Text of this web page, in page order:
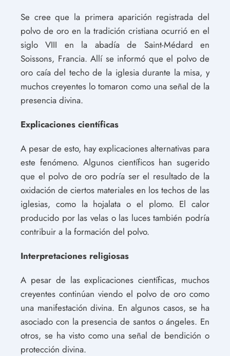
Se cree que la primera aparición registrada del
polvo de oro en la tradición cristiana ocurrió en el
siglo VIII en la abadía de Saint-Médard en
Soissons, Francia. Allí se informó que el polvo de
oro caía del techo de la iglesia durante la misa, y
muchos creyentes lo tomaron como una señal de la
presencia divina.
Explicaciones científicas
A pesar de esto, hay explicaciones alternativas para
este fenómeno. Algunos científicos han sugerido
que el polvo de oro podría ser el resultado de la
oxidación de ciertos materiales en los techos de las
iglesias, como la hojalata o el plomo. El calor
producido por las velas o las luces también podría
contribuir a la formación del polvo.
Interpretaciones religiosas
A pesar de las explicaciones científicas, muchos
creyentes continúan viendo el polvo de oro como
una manifestación divina. En algunos casos, se ha
asociado con la presencia de santos o ángeles. En
otros, se ha visto como una señal de bendición o
protección divina.